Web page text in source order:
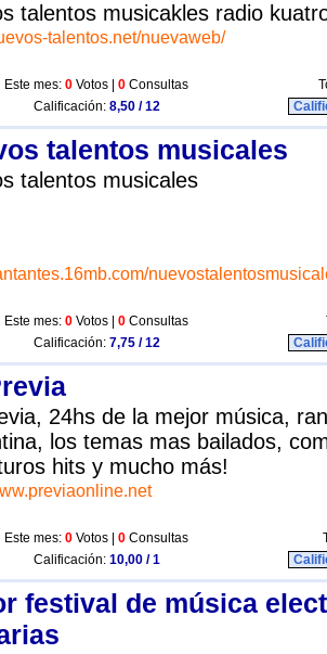
talentos musicakles radio
talentos.net/nuevaweb/
Este mes: 0 Votos | 0 Consultas
Calificación: 8,50 / 12
talentos musicales
talentos musicales
Este mes: 0 Votos | 0 Consultas
Calificación: 7,75 / 12
24hs de la mejor música,
los temas mas bailados,
hits y mucho más!
Este mes: 0 Votos | 0 Consultas
Calificación: 10,00 / 1
festival de música